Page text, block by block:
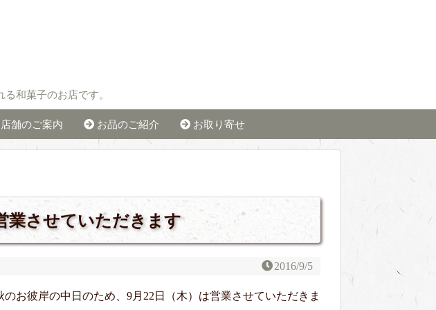
和菓子のお店です。
店舗のご案内 お品のご紹介 お取り寄せ
業させていただきます
2016/9/5
お彼岸の中日のため、9月22日（木）は営業させていただきま